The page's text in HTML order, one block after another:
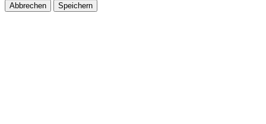
Abbrechen Speichern